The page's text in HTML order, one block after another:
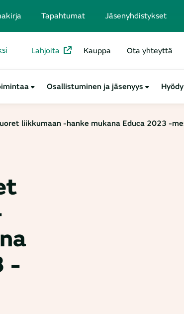
Tapahtumat Jäsenyhdistykset
Lahjoita Kauppa Ota yhteyttä
Osallistuminen ja jäsenyys
liikkumaan -hanke mukana Educa 2023 -
-